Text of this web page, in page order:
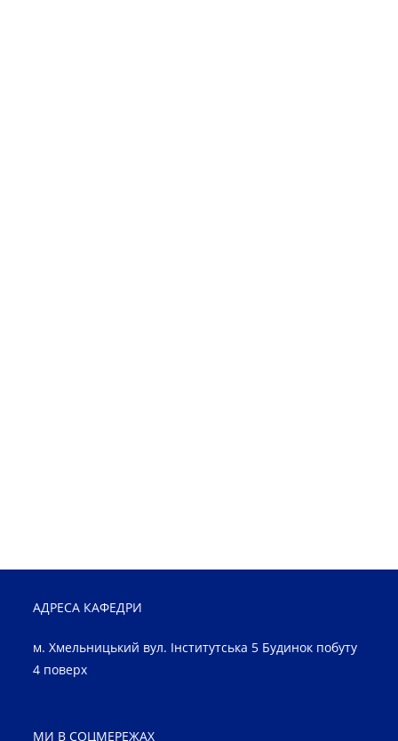
АДРЕСА КАФЕДРИ
м. Хмельницький вул. Інститутська 5 Будинок побуту
4 поверх
МИ В СОЦМЕРЕЖАХ